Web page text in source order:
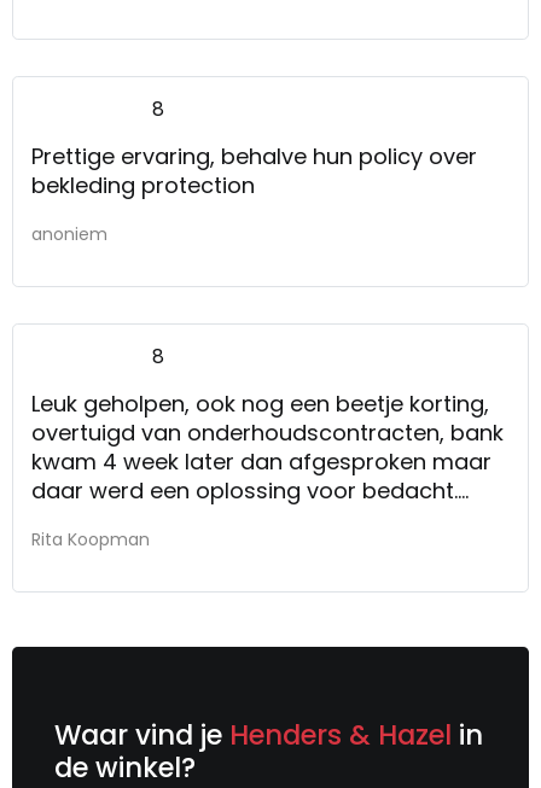
8
Prettige ervaring, behalve hun policy over
bekleding protection
anoniem
8
Leuk geholpen, ook nog een beetje korting,
overtuigd van onderhoudscontracten, bank
kwam 4 week later dan afgesproken maar
daar werd een oplossing voor bedacht.
De service
Rita Koopman
Waar vind je Henders & Hazel in
de winkel?